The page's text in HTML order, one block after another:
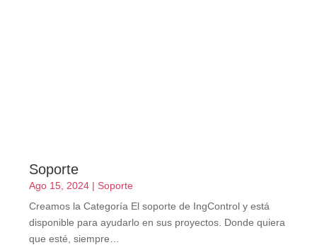
Soporte
Ago 15, 2024 | Soporte
Creamos la Categoría El soporte de IngControl y está
disponible para ayudarlo en sus proyectos. Donde quiera
que esté, siempre…